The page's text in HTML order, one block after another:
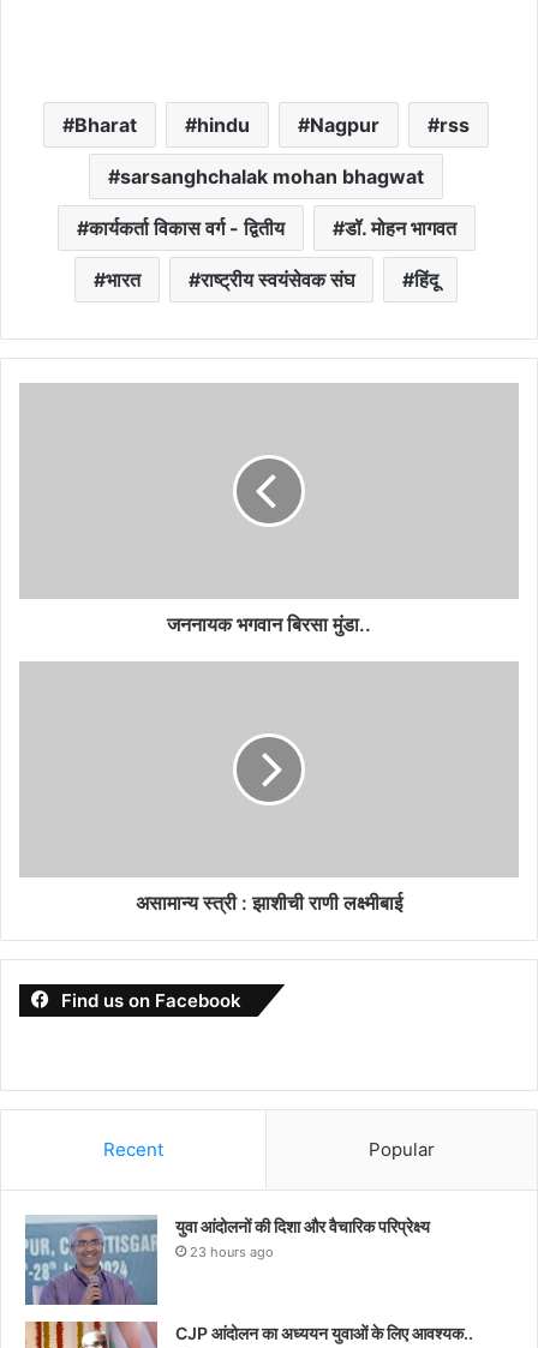
Bharat hindu Nagpur rss
sarsanghchalak mohan bhagwat
कार्यकर्ता विकास वर्ग - द्वितीय डॉ. मोहन भागवत
भारत राष्ट्रीय स्वयंसेवक संघ हिंदू
जननायक भगवान बिरसा मुंडा..
असामान्य स्त्री : झाशीची राणी लक्ष्मीबाई
Find us on Facebook
Recent Popular
युवा आंदोलनों की दिशा और वैचारिक परिप्रेक्ष्य
23 hours ago
CJP आंदोलन का अध्ययन युवाओं के लिए आवश्यक..